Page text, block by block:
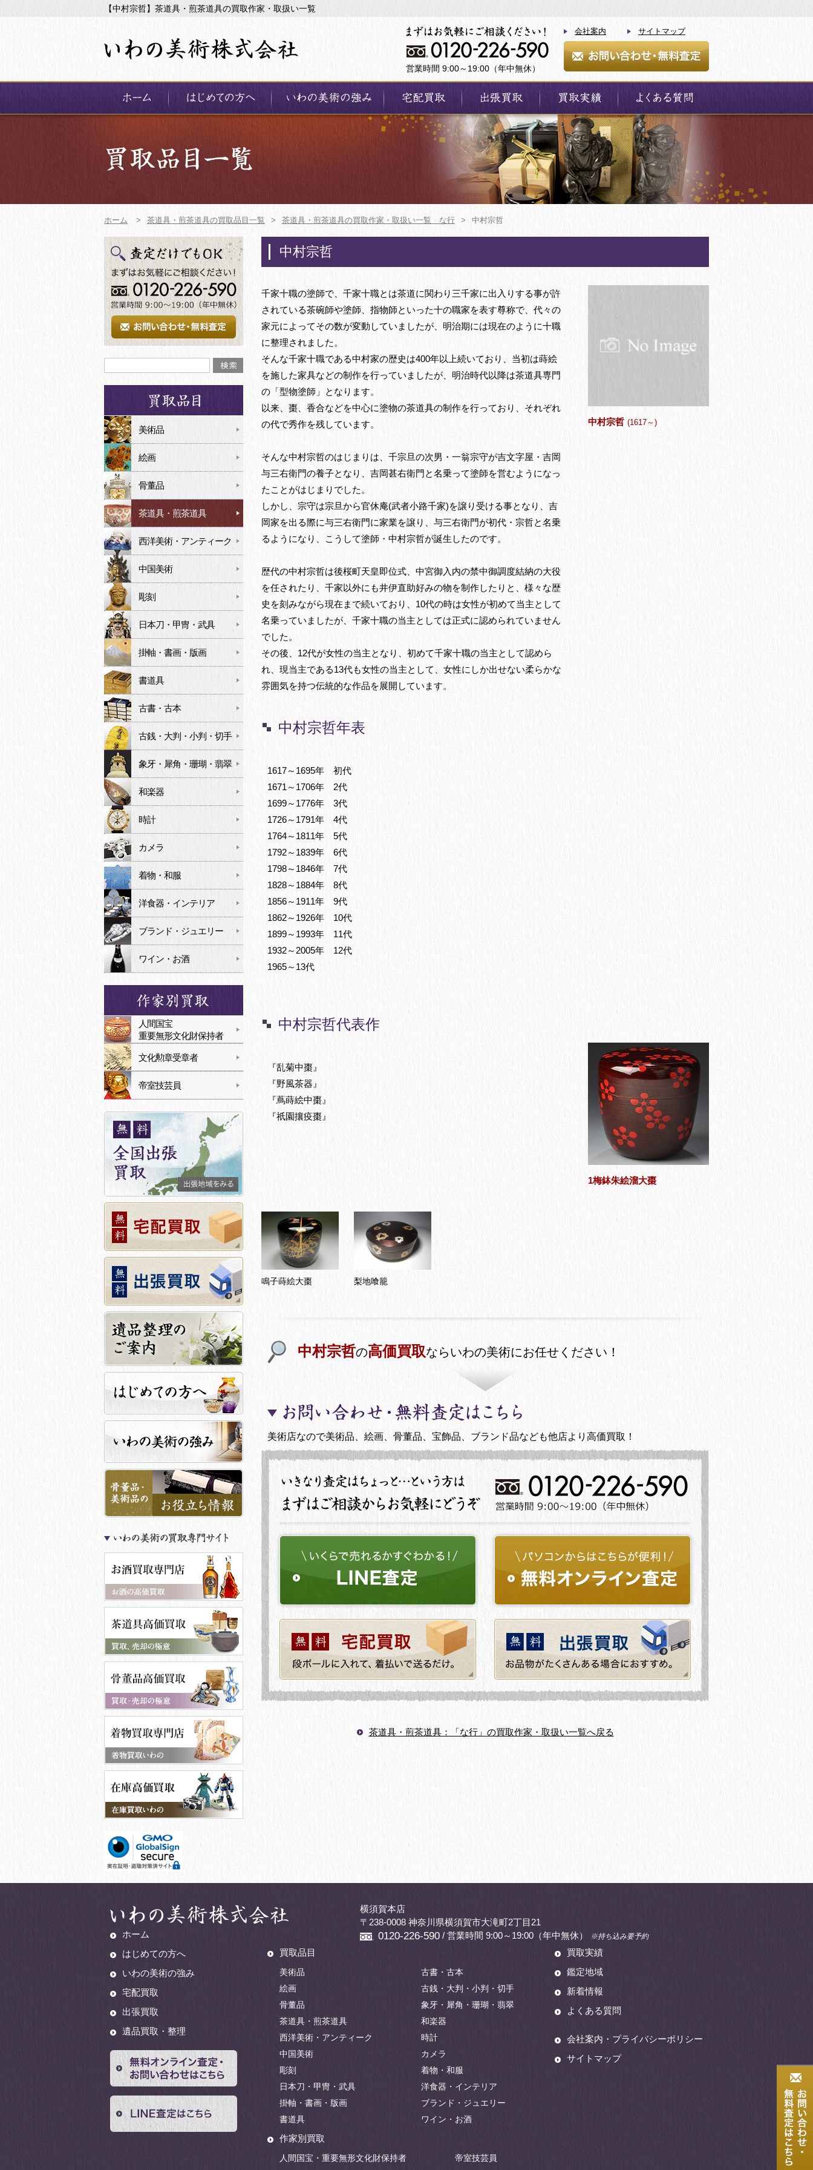
【中村宗哲】茶道具・煎茶道具の買取作家・取扱い一覧
営業時間 9:00～19:00（年中無休）
会社案内 サイトマップ
ホーム > 茶道具・煎茶道具の買取品目一覧 > 茶道具・煎茶道具の買取作家・取扱い一覧 な行 > 中村宗哲
中村宗哲
中村宗哲 (1617～)
千家十職の塗師で、千家十職とは茶道に関わり三千家に出入りする事が許
されている茶碗師や塗師、指物師といった十の職家を表す尊称で、代々の
家元によってその数が変動していましたが、明治期には現在のように十職
に整理されました。
そんな千家十職である中村家の歴史は400年以上続いており、当初は蒔絵
を施した家具などの制作を行っていましたが、明治時代以降は茶道具専門
の「型物塗師」となります。
以来、棗、香合などを中心に塗物の茶道具の制作を行っており、それぞれ
の代で秀作を残しています。
そんな中村宗哲のはじまりは、千宗旦の次男・一翁宗守が吉文字屋・吉岡
与三右衛門の養子となり、吉岡甚右衛門と名乗って塗師を営むようになっ
たことがはじまりでした。
しかし、宗守は宗旦から官休庵(武者小路千家)を譲り受ける事となり、吉
岡家を出る際に与三右衛門に家業を譲り、与三右衛門が初代・宗哲と名乗
るようになり、こうして塗師・中村宗哲が誕生したのです。
歴代の中村宗哲は後桜町天皇即位式、中宮御入内の禁中御調度結納の大役
を任されたり、千家以外にも井伊直助好みの物を制作したりと、様々な歴
史を刻みながら現在まで続いており、10代の時は女性が初めて当主として
名乗っていましたが、千家十職の当主としては正式に認められていません
でした。
その後、12代が女性の当主となり、初めて千家十職の当主として認めら
れ、現当主である13代も女性の当主として、女性にしか出せない柔らかな
雰囲気を持つ伝統的な作品を展開しています。
中村宗哲年表
1617～1695年 初代
1671～1706年 2代
1699～1776年 3代
1726～1791年 4代
1764～1811年 5代
1792～1839年 6代
1798～1846年 7代
1828～1884年 8代
1856～1911年 9代
1862～1926年 10代
1899～1993年 11代
1932～2005年 12代
1965～13代
中村宗哲代表作
1梅鉢朱絵溜大棗
『乱菊中棗』
『野風茶器』
『蔦蒔絵中棗』
『祇園攘疫棗』
鳴子蒔絵大棗 梨地喰籠
中村宗哲の高価買取ならいわの美術にお任せください！
美術店なので美術品、絵画、骨董品、宝飾品、ブランド品なども他店より高価買取！
茶道具・煎茶道具：「な行」の買取作家・取扱い一覧へ戻る
美術品
絵画
骨董品
茶道具・煎茶道具
西洋美術・アンティーク
中国美術
彫刻
日本刀・甲冑・武具
掛軸・書画・版画
書道具
古書・古本
古銭・大判・小判・切手
象牙・犀角・珊瑚・翡翠
和楽器
時計
カメラ
着物・和服
洋食器・インテリア
ブランド・ジュエリー
ワイン・お酒
人間国宝
重要無形文化財保持者
文化勲章受章者
帝室技芸員
横須賀本店
〒238-0008 神奈川県横須賀市大滝町2丁目21
0120-226-590 / 営業時間 9:00～19:00（年中無休） ※持ち込み要予約
ホーム
はじめての方へ
いわの美術の強み
宅配買取
出張買取
遺品買取・整理
買取品目
美術品
絵画
骨董品
茶道具・煎茶道具
西洋美術・アンティーク
中国美術
彫刻
日本刀・甲冑・武具
掛軸・書画・版画
書道具
古書・古本
古銭・大判・小判・切手
象牙・犀角・珊瑚・翡翠
和楽器
時計
カメラ
着物・和服
洋食器・インテリア
ブランド・ジュエリー
ワイン・お酒
買取実績
鑑定地域
新着情報
よくある質問
会社案内・プライバシーポリシー
サイトマップ
作家別買取
人間国宝・重要無形文化財保持者
帝室技芸員